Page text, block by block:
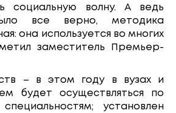
социальную волну. А ведь
все верно, методика
она используется во многих
заместитель Премьер-
– в этом году в вузах и
будет осуществляться по
установлен